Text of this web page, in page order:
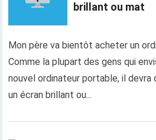
brillant ou mat
Mon père va bientôt acheter un
Comme la plupart des gens qui
nouvel ordinateur portable, il
un écran brillant ou...